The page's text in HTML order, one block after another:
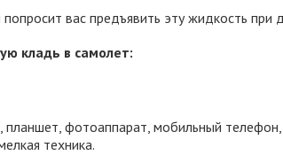
вас предъявить эту жидкость при
кладь в самолет:
планшет, фотоаппарат, мобильный телефон,
техника.